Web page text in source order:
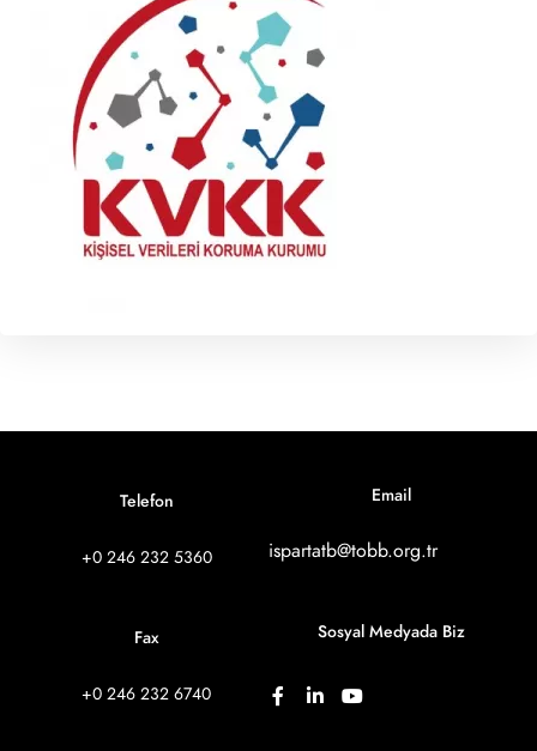
Telefon
+0 246 232 5360
Fax
+0 246 232 6740
Email
ispartatb@tobb.org.tr
Sosyal Medyada Biz